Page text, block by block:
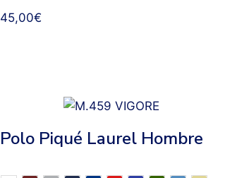
45,00€
Polo Piqué Laurel Hombre